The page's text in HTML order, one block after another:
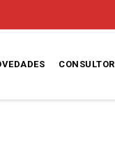
CONSULTOR